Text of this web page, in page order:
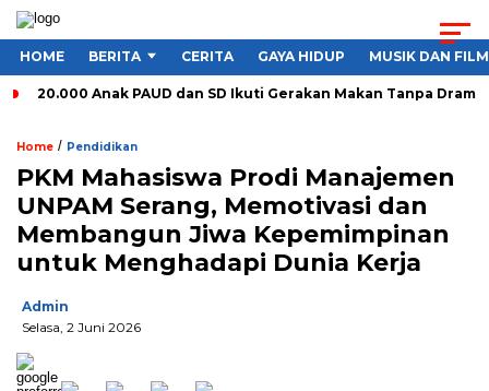
HOME BERITA CERITA GAYA HIDUP MUSIK DAN FILM
20.000 Anak PAUD dan SD Ikuti Gerakan Makan Tanpa
Home / Pendidikan
PKM Mahasiswa Prodi Manajemen
UNPAM Serang, Memotivasi dan
Membangun Jiwa Kepemimpinan
untuk Menghadapi Dunia Kerja
Admin
Selasa, 2 Juni 2026